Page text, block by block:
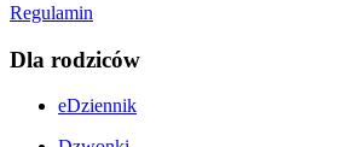
Regulamin
Dla rodziców
eDziennik